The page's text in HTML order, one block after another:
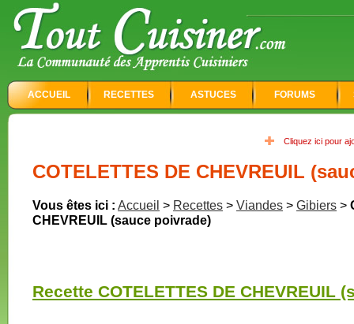
ACCUEIL RECETTES ASTUCES FORUMS
Cliquez ici pour
COTELETTES DE CHEVREUIL
Vous êtes ici : Accueil > Recettes > Viandes > Gibiers >
CHEVREUIL (sauce poivrade)
Recette COTELETTES DE CHEVREUIL